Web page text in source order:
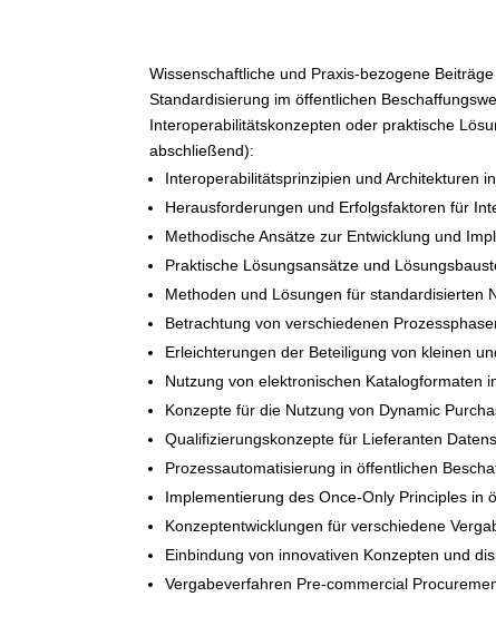
Wissenschaftliche und Praxis-bezogene
Standardisierung im öffentlichen
Interoperabilitätskonzepten oder praktische
abschließend):
Interoperabilitätsprinzipien und Architekturen
Herausforderungen und Erfolgsfaktoren für
Methodische Ansätze zur Entwicklung und
Praktische Lösungsansätze und
Methoden und Lösungen für standardisierten
Betrachtung von verschiedenen
Erleichterungen der Beteiligung von kleinen
Nutzung von elektronischen Katalogformaten
Konzepte für die Nutzung von Dynamic
Qualifizierungskonzepte für Lieferanten
Prozessautomatisierung in öffentlichen
Implementierung des Once-Only Principles in
Konzeptentwicklungen für verschiedene
Einbindung von innovativen Konzepten und
Vergabeverfahren Pre-commercial